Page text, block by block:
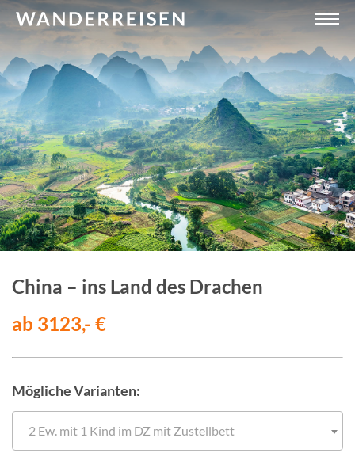
China – ins Land des Drachen
ab 3123,- €
Mögliche Varianten:
2 Ew. mit 1 Kind im DZ mit Zustellbett